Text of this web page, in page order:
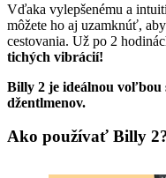
Vďaka vylepšenému a
môžete ho aj uzamknúť,
cestovania. Už po 2
tichých vibrácií!
Billy 2 je ideálnou voľbou
džentlmenov.
Ako používať Billy